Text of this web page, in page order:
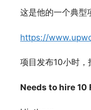
这是他的一个典型
https://
项目发布10小时
Needs to hire 10